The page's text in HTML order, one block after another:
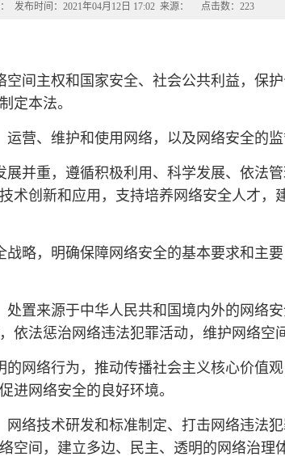
发布时间：2021年04月12日 17:02 来源： 点击数： 223
间主权和国家安全、社会公共利益，保
定本法。
营、维护和使用网络，以及网络安全的监
并重，遵循积极利用、科学发展、依法
术创新和应用，支持培养网络安全人才，
略，明确保障网络安全的基本要求和主
置来源于中华人民共和国境内外的网络
依法惩治网络违法犯罪活动，维护网络空
网络行为，推动传播社会主义核心价值
进网络安全的良好环境。
络技术研发和标准制定、打击网络违法犯
空间，建立多边、民主、透明的网络治理